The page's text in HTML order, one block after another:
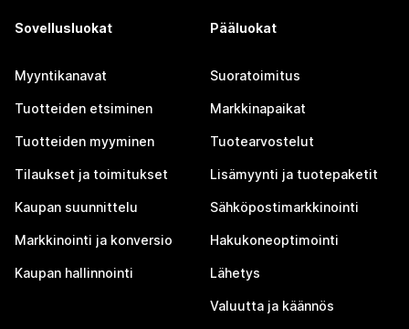
Sovellusluokat
Myyntikanavat
Tuotteiden etsiminen
Tuotteiden myyminen
Tilaukset ja toimitukset
Kaupan suunnittelu
Markkinointi ja konversio
Kaupan hallinnointi
Pääluokat
Suoratoimitus
Markkinapaikat
Tuotearvostelut
Lisämyynti ja tuotepaketit
Sähköpostimarkkinointi
Hakukoneoptimointi
Lähetys
Valuutta ja käännös